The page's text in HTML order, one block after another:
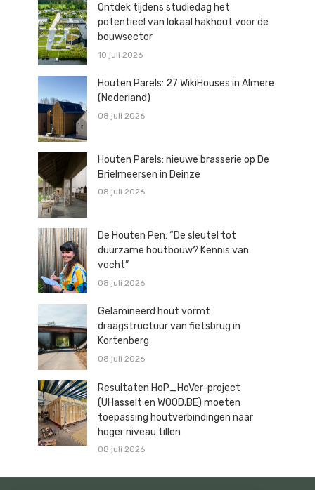
Ontdek tijdens studiedag het
potentieel van lokaal hakhout voor de
bouwsector
10 juli 2026
Houten Parels: 27 WikiHouses in Almere
(Nederland)
08 juli 2026
Houten Parels: nieuwe brasserie op De
Brielmeersen in Deinze
08 juli 2026
De Houten Pen: “De sleutel tot
duurzame houtbouw? Kennis van
vocht”
08 juli 2026
Gelamineerd hout vormt
draagstructuur van fietsbrug in
Kortenberg
08 juli 2026
Resultaten HoP_HoVer-project
(UHasselt en WOOD.BE) moeten
toepassing houtverbindingen naar
hoger niveau tillen
08 juli 2026